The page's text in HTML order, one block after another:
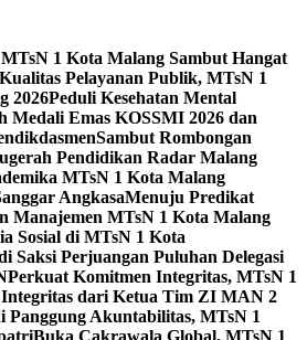
1 Kota Malang Sambut Hangat
Pelayanan Publik, MTsN 1
2026Peduli Kesehatan Mental
Medali Emas KOSSMI 2026 dan
Sambut Rombongan
Pendidikan Radar Malang
MTsN 1 Kota Malang
AngkasaMenuju Predikat
Manajemen MTsN 1 Kota Malang
Sosial di MTsN 1 Kota
Saksi Perjuangan Puluhan Delegasi
Perkuat Komitmen Integritas, MTsN 1
dari Ketua Tim ZI MAN 2
Akuntabilitas, MTsN 1
Buka Cakrawala Global, MTsN 1